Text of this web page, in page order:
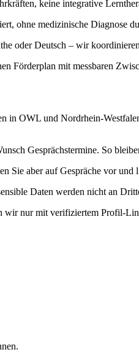
keine integrative
ohne medizinische Diagnose
oder Deutsch – wir
Förderplan mit messbaren
in OWL und Nordrhein-
Gesprächstermine. So
Sie aber auf Gespräche vor und
Daten werden nicht an
wir nur mit verifiziertem Profil-